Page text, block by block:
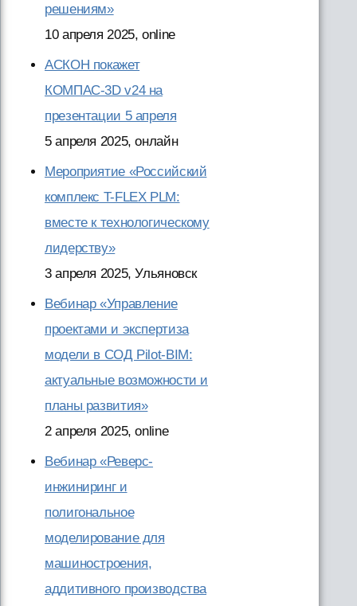
решениям»
10 апреля 2025, online
АСКОН покажет
КОМПАС-3D v24 на
презентации 5 апреля
5 апреля 2025, онлайн
Мероприятие «Российский
комплекс T-FLEX PLM:
вместе к технологическому
лидерству»
3 апреля 2025, Ульяновск
Вебинар «Управление
проектами и экспертиза
модели в СОД Pilot-BIM:
актуальные возможности и
планы развития»
2 апреля 2025, online
Вебинар «Реверс-
инжиниринг и
полигональное
моделирование для
машиностроения,
аддитивного производства